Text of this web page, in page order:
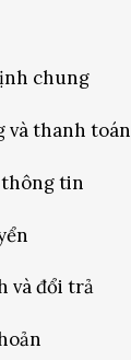
chung
và thanh toán
thông tin
và đổi trả